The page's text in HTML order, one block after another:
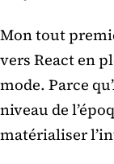
Mon tout
vers React en
mode. Parce
niveau de
matérialiser